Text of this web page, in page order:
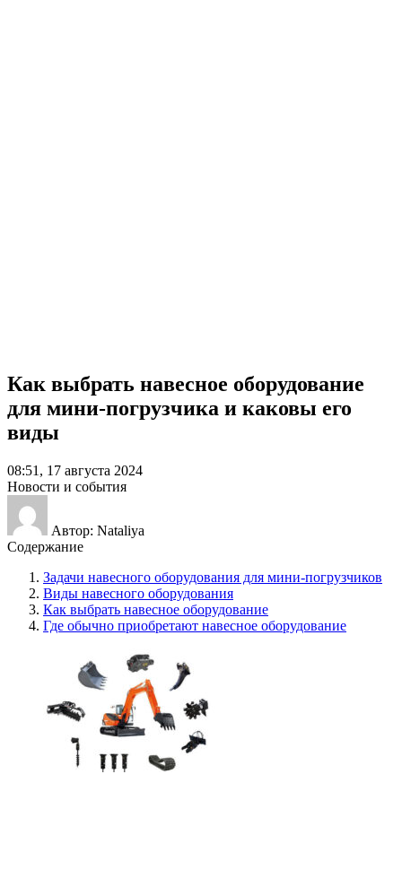
Как выбрать навесное оборудование
для мини-погрузчика и каковы его
виды
08:51, 17 августа 2024
Новости и события
Автор: Nataliya
Содержание
Задачи навесного оборудования для мини-погрузчиков
Виды навесного оборудования
Как выбрать навесное оборудование
Где обычно приобретают навесное оборудование